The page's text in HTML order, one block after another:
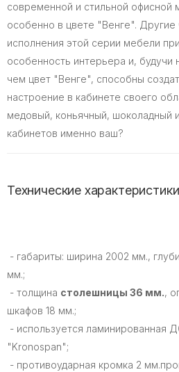
современной и стильной офисной
особенно в цвете "Венге". Другие
исполнения этой серии мебели
особенность интерьера и,
чем цвет "Венге", способны
настроение в кабинете своего
медовый, коньячный, шоколадный
кабинетов именно ваш?
Технические
- габариты: ширина 2002 мм.,
мм.;
- толщина столешницы 36 мм.,
шкафов 18 мм.;
- используется ламинированная
"Kronospan";
- противоударная кромка 2